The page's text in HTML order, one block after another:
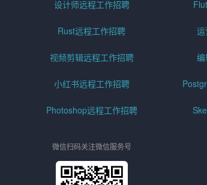
设计师远程工作招聘
Rust远程工作招聘
视频剪辑远程工作招聘
小红书远程工作招聘
Photoshop远程工作招聘
微信扫码关注微信服务号